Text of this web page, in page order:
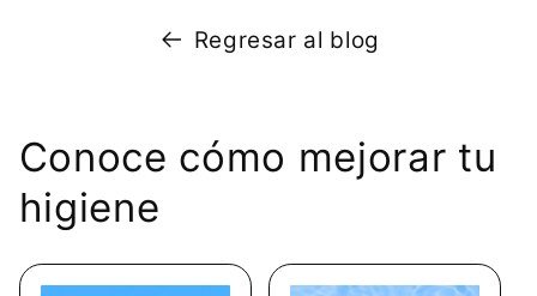
Regresar al blog
Conoce cómo mejorar tu
higiene